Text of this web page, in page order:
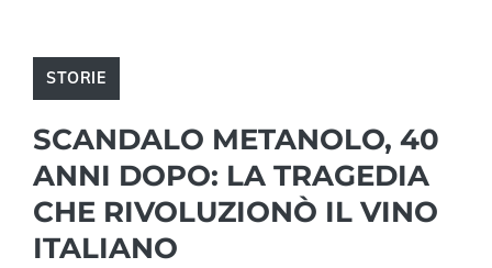
STORIE
SCANDALO METANOLO, 40
ANNI DOPO: LA TRAGEDIA
CHE RIVOLUZIONÒ IL VINO
ITALIANO